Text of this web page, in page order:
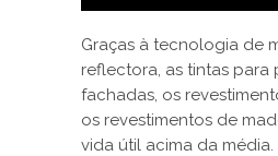
Graças à tecnologia de
reflectora, as tintas para
fachadas, os
os revestimentos de
vida útil acima da média.